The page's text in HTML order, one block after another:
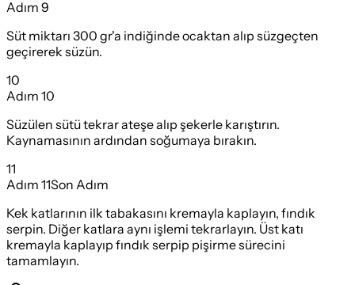
Adım 9
Süt miktarı 300 gr'a indiğinde ocaktan alıp süzgeçten
geçirerek süzün.
10
Adım 10
Süzülen sütü tekrar ateşe alıp şekerle karıştırın.
Kaynamasının ardından soğumaya bırakın.
11
Adım 11Son Adım
Kek katlarının ilk tabakasını kremayla kaplayın, fındık
serpin. Diğer katlara aynı işlemi tekrarlayın. Üst katı
kremayla kaplayıp fındık serpip pişirme sürecini
tamamlayın.